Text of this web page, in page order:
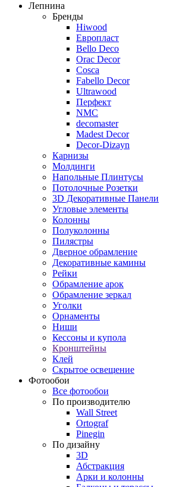
Лепнина
Бренды
Hiwood
Европласт
Bello Deco
Orac Decor
Cosca
Fabello Decor
Ultrawood
Перфект
NMC
decomaster
Madest Decor
Decor-Dizayn
Карнизы
Молдинги
Напольные Плинтусы
Потолочные Розетки
3D Декоративные Панели
Угловые элементы
Колонны
Полуколонны
Пилястры
Дверное обрамление
Декоративные камины
Рейки
Обрамление арок
Обрамление зеркал
Уголки
Орнаменты
Ниши
Кессоны и купола
Кронштейны
Клей
Скрытое освещение
Фотообои
Все фотообои
По производителю
Wall Street
Ortograf
Pinegin
По дизайну
3D
Абстракция
Арки и колонны